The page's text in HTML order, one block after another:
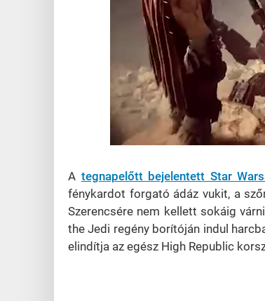
Unmute Loaded
45.72%
A tegnapelőtt bejelentett Star
fénykardot forgató ádáz vukit, a
Szerencsére nem kellett sokáig
the Jedi regény borítóján indul
elindítja az egész High Republic